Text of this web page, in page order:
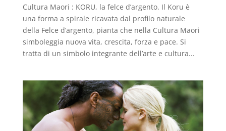
Cultura Maori : KORU, la felce d’argento. Il Koru è
una forma a spirale ricavata dal profilo naturale
della Felce d’argento, pianta che nella Cultura Maori
simboleggia nuova vita, crescita, forza e pace. Si
tratta di un simbolo integrante dell’arte e cultura...